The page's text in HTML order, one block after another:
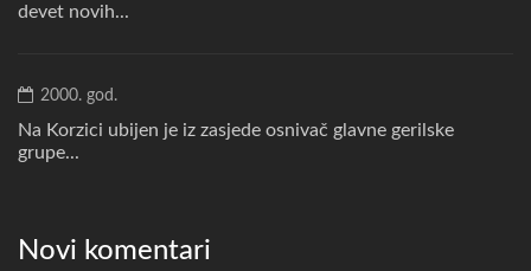
devet novih...
2000. god.
Na Korzici ubijen je iz zasjede osnivač glavne gerilske
grupe...
Novi komentari